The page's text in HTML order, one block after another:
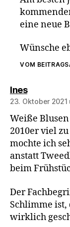
eine neue
Wünsche
VOM
Inessagt:
23. Oktober 2021
Weiße
2010er viel
mochte ich
anstatt
beim
Der
Schlimme ist,
wirklich